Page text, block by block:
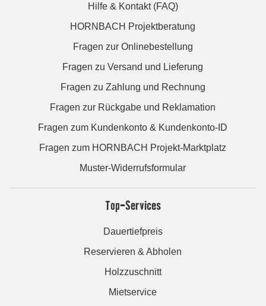
Hilfe & Kontakt (FAQ)
HORNBACH Projektberatung
Fragen zur Onlinebestellung
Fragen zu Versand und Lieferung
Fragen zu Zahlung und Rechnung
Fragen zur Rückgabe und Reklamation
Fragen zum Kundenkonto & Kundenkonto-ID
Fragen zum HORNBACH Projekt-Marktplatz
Muster-Widerrufsformular
Top-Services
Dauertiefpreis
Reservieren & Abholen
Holzzuschnitt
Mietservice